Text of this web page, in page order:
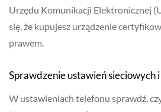
Urzędu Komunikacji Elektronicznej
się, że kupujesz urządzenie
prawem.
Sprawdzenie ustawień sieciowych
W ustawieniach telefonu sprawdź,